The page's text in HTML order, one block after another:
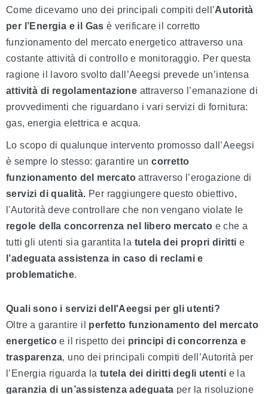
Come dicevamo uno dei principali compiti dell’Autorità
per l’Energia e il Gas è verificare il corretto
funzionamento del mercato energetico attraverso una
costante attività di controllo e monitoraggio. Per questa
ragione il lavoro svolto dall’Aeegsi prevede un’intensa
attività di regolamentazione attraverso l’emanazione di
provvedimenti che riguardano i vari servizi di fornitura:
gas, energia elettrica e acqua.
Lo scopo di qualunque intervento promosso dall’Aeegsi
è sempre lo stesso: garantire uncorretto
funzionamento del mercato attraverso l’erogazione di
servizi di qualità. Per raggiungere questo obiettivo,
l'Autorità deve controllare che non vengano violate le
regole della concorrenza nel libero mercato e che a
tutti gli utenti sia garantita la tutela dei propri diritti e
l’adeguata assistenza in caso di reclami e
problematiche.
Quali sono i servizi dell'Aeegsi per gli utenti?
Oltre a garantire il perfetto funzionamento del mercato
energeticoe il rispetto dei principi di concorrenza e
trasparenza, uno dei principali compiti dell’Autorità per
l’Energia riguarda la tutela dei diritti degli utenti e la
garanzia di un’assistenza adeguata per la risoluzione